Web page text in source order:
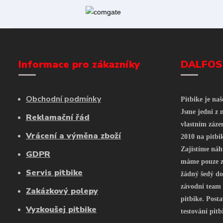
Informace pro zákazníky
Obchodní podmínky
Reklamační řád
Vrácení a výměna zboží
GDPR
Servis pitbike
Zakázkový polepy
Vyzkoušej pitbike
Pitbike je
Jsme jedni z
vlastním
2010 na
Zajistíme
máme pouze
žádný šedý
závodní
pitbike.
testování